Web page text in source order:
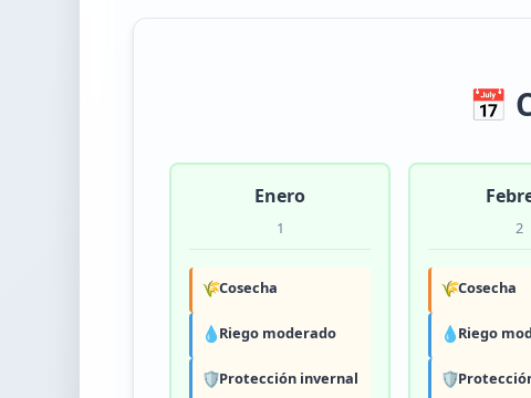
📅
Enero
1
🌾Cosecha
💧Riego moderado
🛡️Protección invernal
2
🌾Cosecha
💧Riego
🛡️